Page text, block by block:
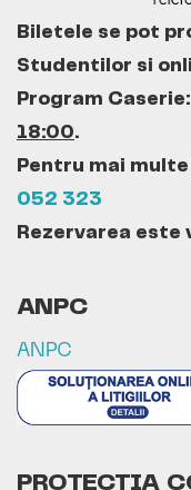
Biletele se pot
Studentilor si
Program Caserie:
18:00.
Pentru mai
052 323
Rezervarea este
ANPC
ANPC
PROTECȚIA